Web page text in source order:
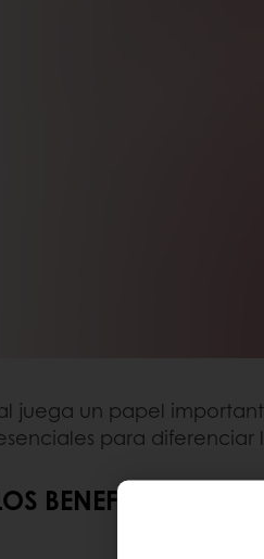
juega un papel
para
BENEFICIOS DE